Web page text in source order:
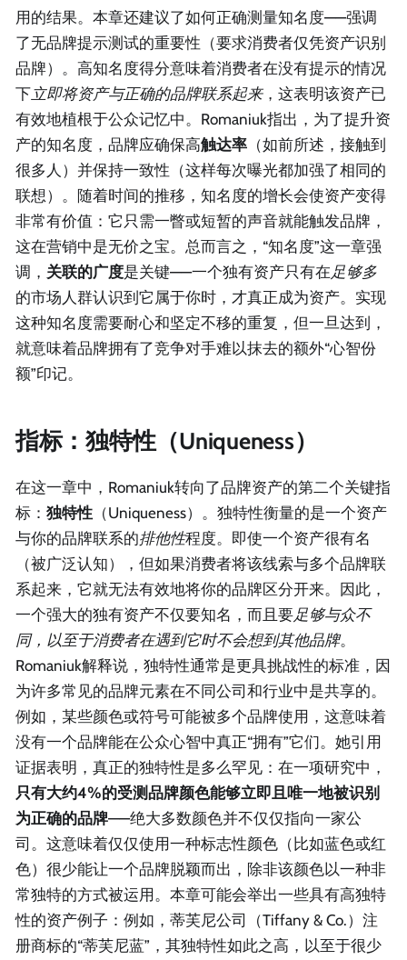
用的结果。本章还建议了如何正确测量知名度——强调
了无品牌提示测试的重要性（要求消费者仅凭资产识别
品牌）。高知名度得分意味着消费者在没有提示的情况
下立即将资产与正确的品牌联系起来，这表明该资产已
有效地植根于公众记忆中。Romaniuk指出，为了提升资
产的知名度，品牌应确保高触达率 （如前所述，接触到
很多人）并保持一致性（这样每次曝光都加强了相同的
联想）。随着时间的推移，知名度的增长会使资产变得
非常有价值：它只需一瞥或短暂的声音就能触发品牌，
这在营销中是无价之宝。总而言之，“知名度”这一章强
调， 关联的广度是关键——一个独有资产只有在足够多
的市场人群认识到它属于你时，才真正成为资产。实现
这种知名度需要耐心和坚定不移的重复，但一旦达到，
就意味着品牌拥有了竞争对手难以抹去的额外“心智份
额”印记。
指标：独特性（Uniqueness）
在这一章中，Romaniuk转向了品牌资产的第二个关键指
标： 独特性 （Uniqueness）。独特性衡量的是一个资产
与你的品牌联系的排他性程度。即使一个资产很有名
（被广泛认知），但如果消费者将该线索与多个品牌联
系起来，它就无法有效地将你的品牌区分开来。因此，
一个强大的独有资产不仅要知名，而且要足够与众不
同，以至于消费者在遇到它时不会想到其他品牌。
Romaniuk解释说，独特性通常是更具挑战性的标准，因
为许多常见的品牌元素在不同公司和行业中是共享的。
例如，某些颜色或符号可能被多个品牌使用，这意味着
没有一个品牌能在公众心智中真正“拥有”它们。她引用
证据表明，真正的独特性是多么罕见：在一项研究中，
只有大约4%的受测品牌颜色能够立即且唯一地被识别
为正确的品牌——绝大多数颜色并不仅仅指向一家公
司。这意味着仅仅使用一种标志性颜色（比如蓝色或红
色）很少能让一个品牌脱颖而出，除非该颜色以一种非
常独特的方式被运用。本章可能会举出一些具有高独特
性的资产例子：例如，蒂芙尼公司（Tiffany & Co.）注
册商标的“蒂芙尼蓝”，其独特性如此之高，以至于很少